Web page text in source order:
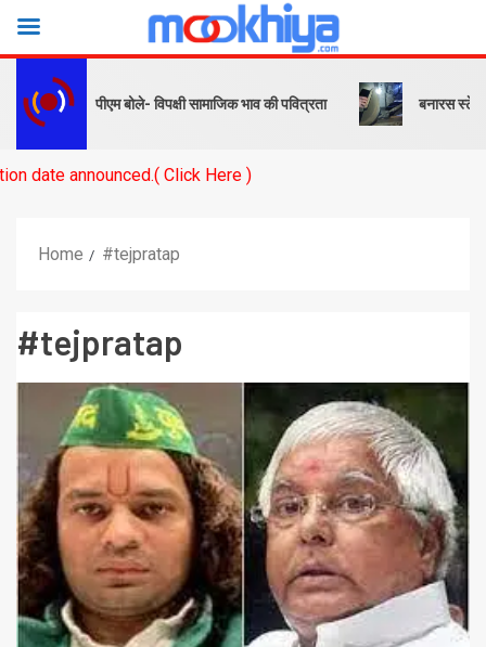
बोले- विपक्षी सामाजिक भाव की पवित्रता बनारस स्टेशन के यार्ड में
Here )
Home #tejpratap
#tejpratap